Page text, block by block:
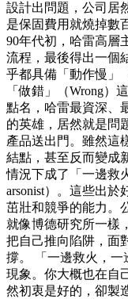
設計出問題，公司居
是保固費用就燒掉數
90年代初，哈雷高層
流程，最後得出一個
乎都具備「動作慢」
「做錯」（Wrong）
點名，哈雷最資深、
的英雄，居然就是問
產品送出門。雖然這
結點，甚至反而變成
情況下成了「一邊救
arsonist）。這些出於
茁壯和競爭的能力。
就像博德研究所一樣
把自己推向陷阱，面
撐。 「一邊救火，
現象。你大概也在自
然初衷是好的，卻製